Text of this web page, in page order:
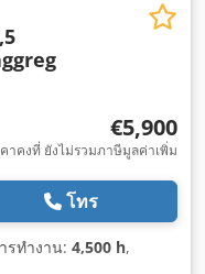
€5,900
าคงที่ ยังไม่รวมภาษีมูลค่าเพิ่ม
โทร
รทำงาน: 4,500 h,